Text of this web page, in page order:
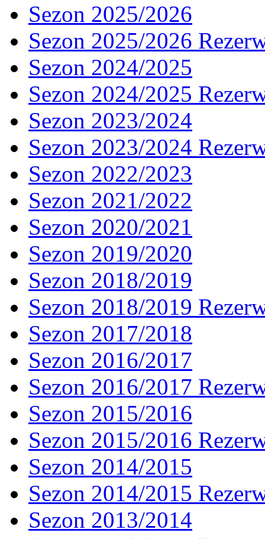
Sezon 2025/2026
Sezon 2025/2026
Sezon 2024/2025
Sezon 2024/2025
Sezon 2023/2024
Sezon 2023/2024
Sezon 2022/2023
Sezon 2021/2022
Sezon 2020/2021
Sezon 2019/2020
Sezon 2018/2019
Sezon 2018/2019
Sezon 2017/2018
Sezon 2016/2017
Sezon 2016/2017
Sezon 2015/2016
Sezon 2015/2016
Sezon 2014/2015
Sezon 2014/2015
Sezon 2013/2014